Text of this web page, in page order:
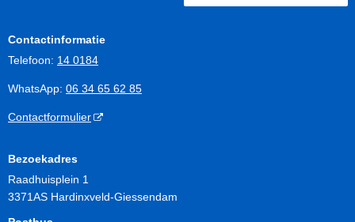
Contactinformatie
Telefoon: 14 0184
WhatsApp: 06 34 65 62 85
Contactformulier
Bezoekadres
Raadhuisplein 1
3371AS Hardinxveld-Giessendam